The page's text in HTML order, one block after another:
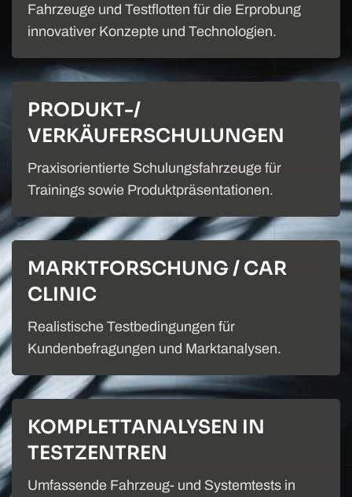
Fahrzeuge und Testflotten für die Erprobung
innovativer Konzepte und Technologien.
PRODUKT-/
VERKÄUFERSCHULUNGEN
Praxisorientierte Schulungsfahrzeuge für
Trainings sowie Produktpräsentationen.
MARKTFORSCHUNG / CAR
CLINIC
Realistische Testbedingungen für
Kundenbefragungen und Marktanalysen.
KOMPLETTANALYSEN IN
TESTZENTREN
Umfassende Fahrzeug- und Systemtests in